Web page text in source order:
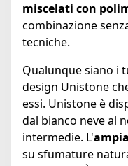
miscelati con
combinazione
tecniche.
Qualunque siano i
design Unistone
essi. Unistone è
dal bianco neve al
intermedie. L'
su sfumature